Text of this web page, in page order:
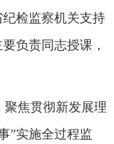
检监察机关支持
负责同志授课，
聚焦贯彻新发展理
”实施全过程监